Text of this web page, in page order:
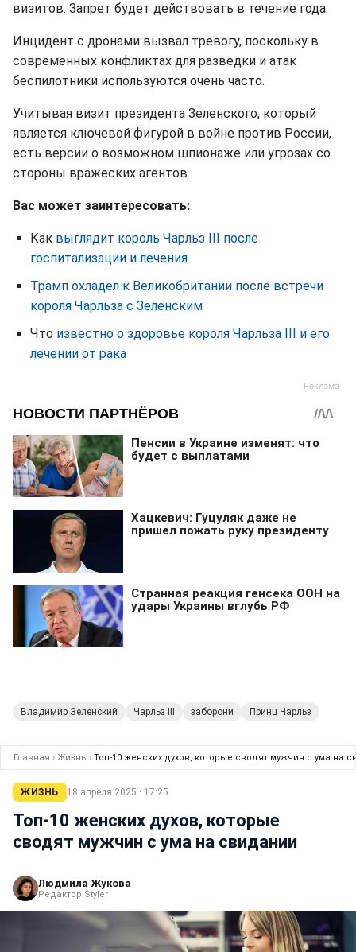
визитов. Запрет будет действовать в течение года.
Инцидент с дронами вызвал тревогу, поскольку в
современных конфликтах для разведки и атак
беспилотники используются очень часто.
Учитывая визит президента Зеленского, который
является ключевой фигурой в войне против России,
есть версии о возможном шпионаже или угрозах со
стороны вражеских агентов.
Вас может заинтересовать:
Как выглядит король Чарльз III после
госпитализации и лечения
Трамп охладел к Великобритании после встречи
короля Чарльза с Зеленским
Что известно о здоровье короля Чарльза III и его
лечении от рака
Владимир Зеленский Чарльз III заборони Принц Чарльз
Главная › Жизнь › Топ-10 женских духов, которые сводят мужчин с ума на
ЖИЗНЬ 18 апреля 2025 · 17:25
Топ-10 женских духов, которые
сводят мужчин с ума на свидании
Людмила Жукова
Редактор Styler